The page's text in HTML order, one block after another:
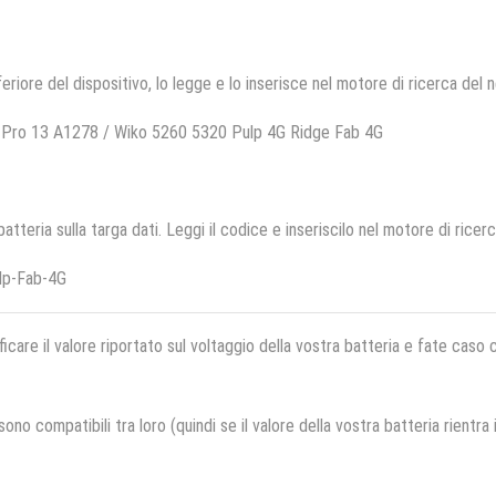
del dispositivo, lo legge e lo inserisce nel motore di ricerca del
13 A1278 / Wiko 5260 5320 Pulp 4G Ridge Fab 4G
sulla targa dati. Leggi il codice e inseriscilo nel motore di
Fab-4G
il valore riportato sul voltaggio della vostra batteria e fate caso
compatibili tra loro (quindi se il valore della vostra batteria